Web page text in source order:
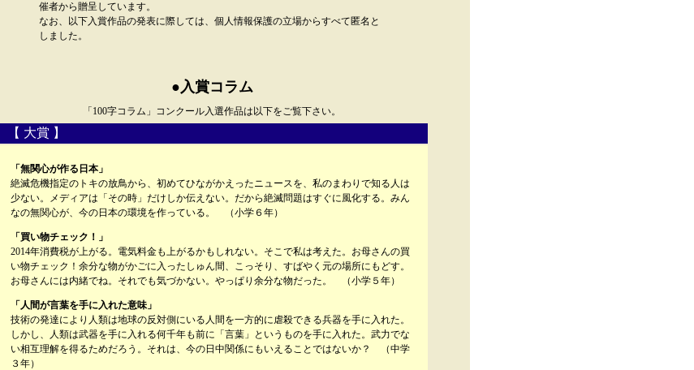
催者から贈呈しています。
なお、以下入賞作品の発表に際しては、個人情報保護の立場からすべて匿名と
しました。
●入賞コラム
「100字コラム」コンクール入選作品は以下をご覧下さい。
【 大賞 】
「無関心が作る日本」
絶滅危機指定のトキの放鳥から、初めてひながかえったニュースを、私のまわりで知る人は
少ない。メディアは「その時」だけしか伝えない。だから絶滅問題はすぐに風化する。みん
なの無関心が、今の日本の環境を作っている。 （小学６年）
「買い物チェック！」
2014年消費税が上がる。電気料金も上がるかもしれない。そこで私は考えた。お母さんの買
い物チェック！余分な物がかごに入ったしゅん間、こっそり、すばやく元の場所にもどす。
お母さんには内緒でね。それでも気づかない。やっぱり余分な物だった。 （小学５年）
「人間が言葉を手に入れた意味」
技術の発達により人類は地球の反対側にいる人間を一方的に虐殺できる兵器を手に入れた。
しかし、人類は武器を手に入れる何千年も前に「言葉」というものを手に入れた。武力でな
い相互理解を得るためだろう。それは、今の日中関係にもいえることではないか？ （中学
３年）